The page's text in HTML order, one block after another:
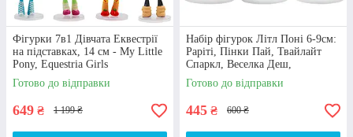
Фігурки 7в1 Дівчата Еквестрії
на підставках, 14 см - My Little
Pony, Equestria Girls
Готово до відправки
649 ₴ 1 199 ₴
Набір фігурок Літл Поні 6-9см:
Раріті, Пінки Пай, Твайлайт
Спаркл, Веселка Деш,
Котобукія, Флатершай
Готово до відправки
445 ₴ 600 ₴